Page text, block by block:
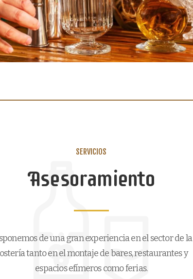
SERVICIOS
Asesoramiento
de una gran experiencia en el sector de la
tanto en el montaje de bares, restaurantes y
espacios efímeros como ferias.